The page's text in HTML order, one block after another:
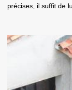
précises, il suffit de